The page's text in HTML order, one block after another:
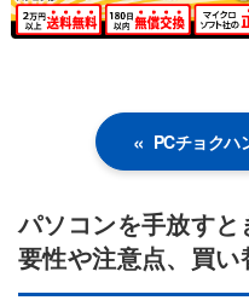
PCチョクハ
パソコンを手放す
要性や注意点、買